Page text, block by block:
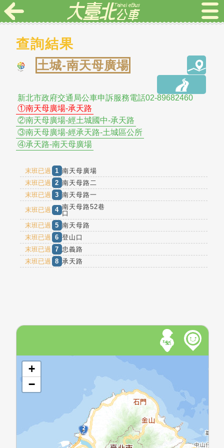
查詢結果
土城-南天母廣場
新北市政府交通局公車申訴服務電話02-89682460
①南天母廣場-承天路
②南天母廣場-經土城國中-承天路
③南天母廣場-經承天路-土城區公所
④承天路-南天母廣場
末班已過 1 南天母廣場
末班已過 2 南天母路二
末班已過 3 南天母路一
末班已過 4 南天母路52巷
口
末班已過 5 南天母路
末班已過 6 登山口
末班已過 7 忠義路
末班已過 8 承天路
開啟地圖
+
−